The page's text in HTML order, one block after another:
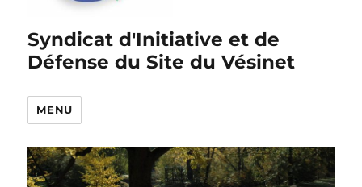
Syndicat d'Initiative et de
Défense du Site du Vésinet
MENU